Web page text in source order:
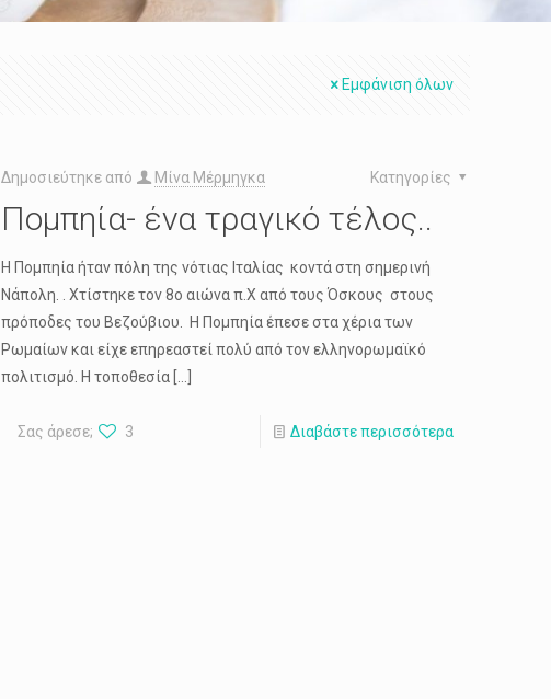
Εμφάνιση όλων
Δημοσιεύτηκε από Μίνα Μέρμηγκα Κατηγορίες
Πομπηία- ένα τραγικό τέλος..
Η Πομπηία ήταν πόλη της νότιας Ιταλίας κοντά στη σημερινή
Νάπολη. . Χτίστηκε τον 8ο αιώνα π.Χ από τους Όσκους στους
πρόποδες του Βεζούβιου. Η Πομπηία έπεσε στα χέρια των
Ρωμαίων και είχε επηρεαστεί πολύ από τον ελληνορωμαϊκό
πολιτισμό. Η τοποθεσία
Σας άρεσε; 3 Διαβάστε περισσότερα